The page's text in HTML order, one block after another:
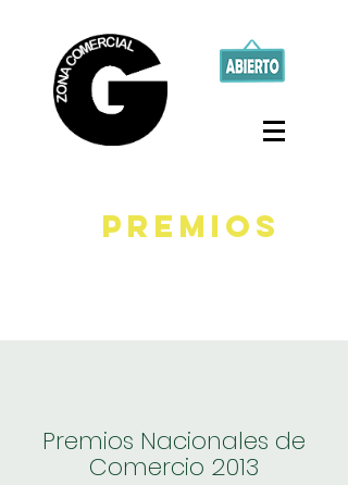
premios
Premios Nacionales de
Comercio 2013